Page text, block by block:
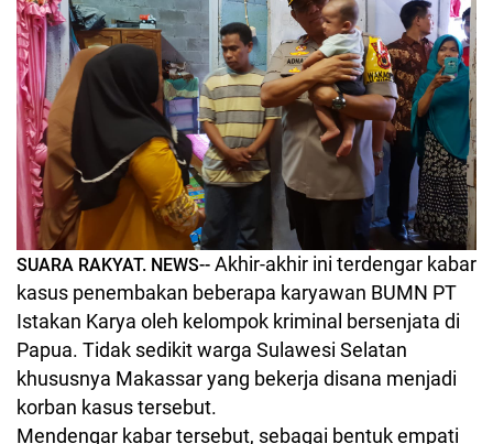
SUARA RAKYAT. NEWS-- Akhir-akhir ini terdengar kabar
kasus penembakan beberapa karyawan BUMN PT
Istakan Karya oleh kelompok kriminal bersenjata di
Papua. Tidak sedikit warga Sulawesi Selatan
khususnya Makassar yang bekerja disana menjadi
korban kasus tersebut.
Mendengar kabar tersebut, sebagai bentuk empati